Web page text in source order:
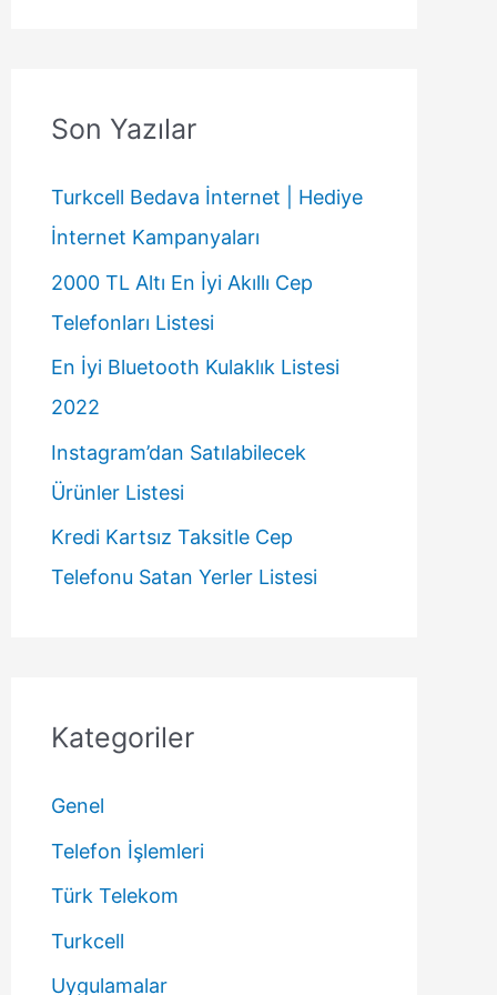
Son Yazılar
Turkcell Bedava İnternet | Hediye
İnternet Kampanyaları
2000 TL Altı En İyi Akıllı Cep
Telefonları Listesi
En İyi Bluetooth Kulaklık Listesi
2022
Instagram’dan Satılabilecek
Ürünler Listesi
Kredi Kartsız Taksitle Cep
Telefonu Satan Yerler Listesi
Kategoriler
Genel
Telefon İşlemleri
Türk Telekom
Turkcell
Uygulamalar